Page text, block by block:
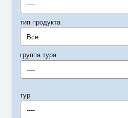
----
тип продукта
Все
группа тура
----
тур
----